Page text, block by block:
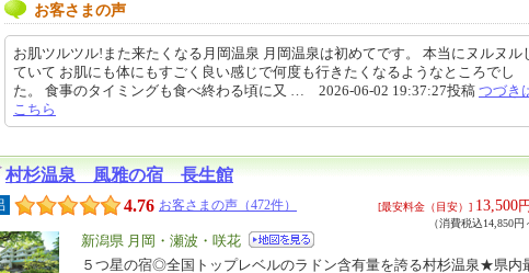
お客さまの声
お肌ツルツル!また来たくなる月岡温泉 月岡温泉は初めてです。 本当にヌルヌル
ていて お肌にも体にもすごく良い感じで何度も行きたくなるようなところでし
た。 食事のタイミングも食べ終わる頃に又 … 2026-06-02 19:37:27投稿 つづき
こちら
村杉温泉 風雅の宿 長生館
4.76 お客さまの声（472件） [最安料金（目安）] 13,500
（消費税込14,850円
エ
リ
新潟県 月岡・瀬波・咲花
特
５つ星の宿◎全国トップレベルのラドン含有量を誇る村杉温泉★県内